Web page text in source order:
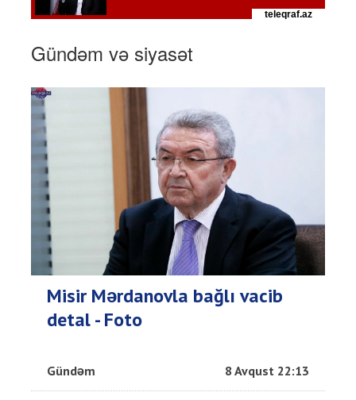
Gündəm və siyasət
Misir Mərdanovla bağlı vacib
detal - Foto
Gündəm 8 Avqust 22:13